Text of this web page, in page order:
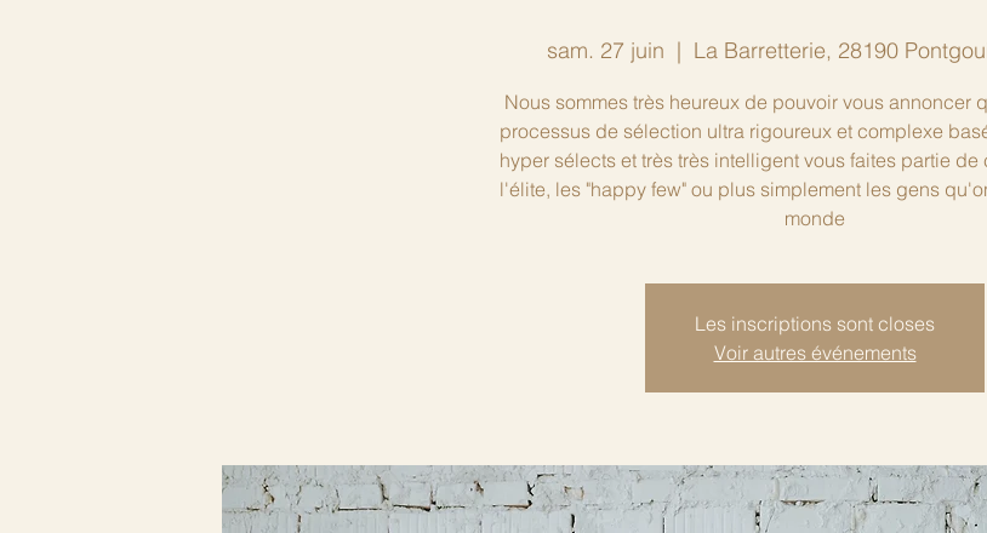
sam. 27 juin
  |
La Barretterie, 28190
Nous sommes très heureux de pouvoir vous annoncer
processus de sélection ultra rigoureux et complexe
hyper sélects et très très intelligent vous faites partie
l'élite, les "happy few" ou plus simplement les gens
monde
Les inscriptions sont closes
Voir autres événements